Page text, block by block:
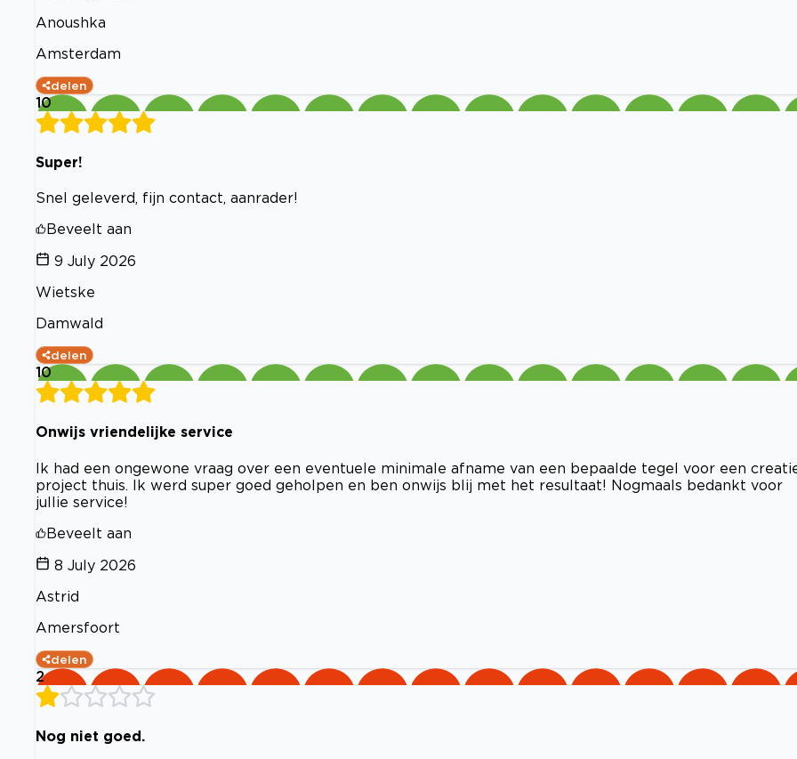
Anoushka
Amsterdam
delen
10
Super!
Snel geleverd, fijn contact, aanrader!
Beveelt aan
9 July 2026
Wietske
Damwald
delen
10
Onwijs vriendelijke service
Ik had een ongewone vraag over een eventuele minimale afname van een bepaalde tegel voor een
project thuis. Ik werd super goed geholpen en ben onwijs blij met het resultaat! Nogmaals bedankt voor
jullie service!
Beveelt aan
8 July 2026
Astrid
Amersfoort
delen
2
Nog niet goed.